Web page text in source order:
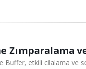
Zımparalama
Buffer, etkili cilalama ve